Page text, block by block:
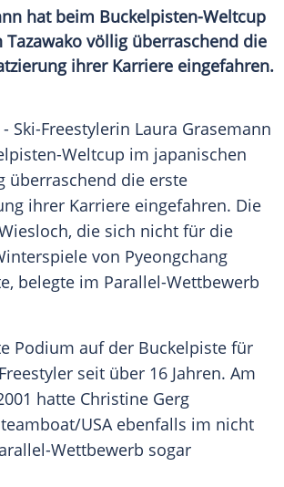
hat beim Buckelpisten-Weltcup
völlig überraschend die
ihrer Karriere eingefahren.
Ski-Freestylerin Laura Grasemann
Weltcup im japanischen
überraschend die erste
ihrer Karriere eingefahren. Die
, die sich nicht für die
von Pyeongchang
belegte im Parallel-Wettbewerb
Podium auf der Buckelpiste für
seit über 16 Jahren. Am
hatte Christine Gerg
USA ebenfalls im nicht
Wettbewerb sogar